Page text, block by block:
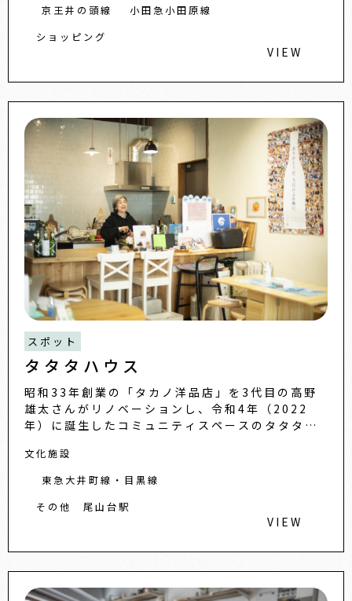
京王井の頭線
小田急小田原線
ショッピング
VIEW
スポット
タタタハウス
昭和33年創業の「タカノ洋品店」を3代目の高野
雄太さんがリノベーションし、令和4年（2022
年）に誕生したコミュニティスペースのタタタハ
茶飲みの場として親し
文化施設
東急大井町線・目黒線
その他
尾山台駅
VIEW